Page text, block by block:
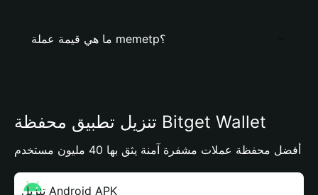
ما هي قيمة عملة memetp؟
تنزيل تطبيق محفظة Bitget Wallet
أفضل محفظة عملات مشفرة آمنة يثق بها 40 مليون مستخدم
تنزيل Android APK